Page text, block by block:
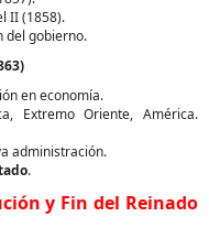
II (1858).
del gobierno.
en economía.
Extremo Oriente, América.
administración.
.
y Fin del Reinado